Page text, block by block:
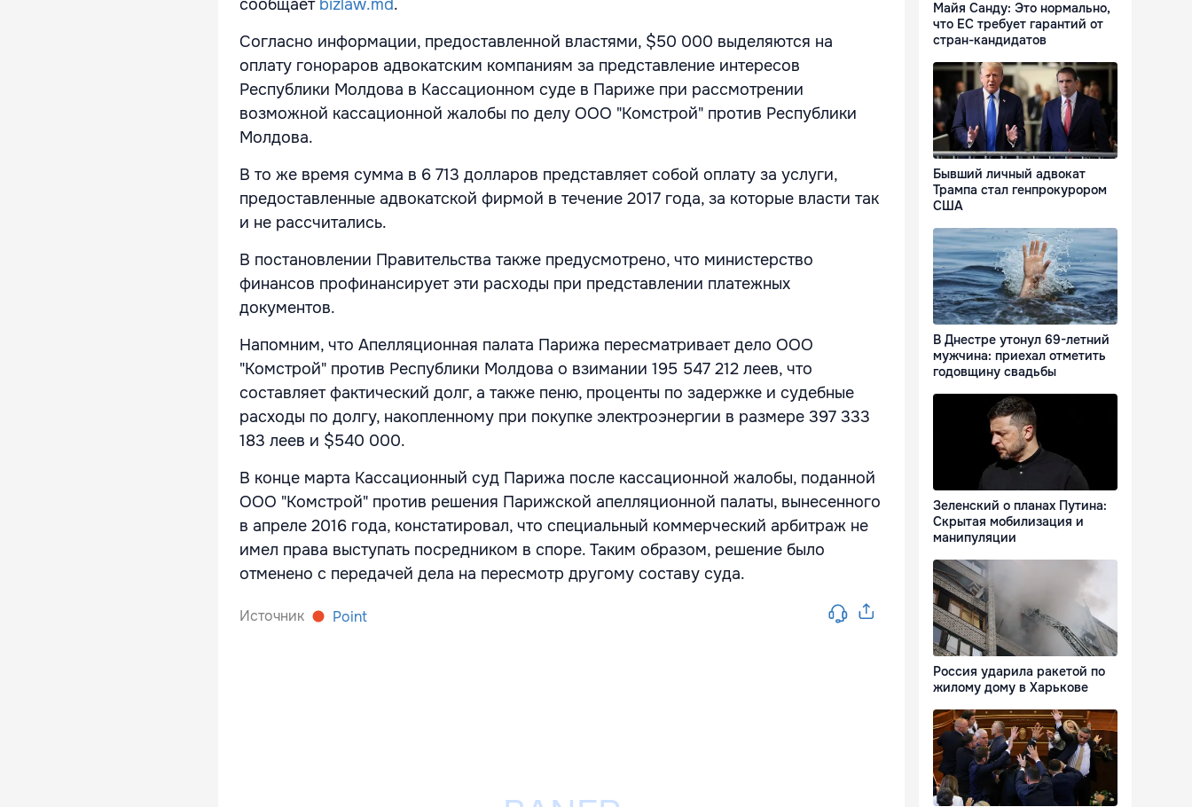
сообщает bizlaw.md.
Согласно информации, предоставленной властями, $50 000 выделяются на
оплату гонораров адвокатским компаниям за представление интересов
Республики Молдова в Кассационном суде в Париже при рассмотрении
возможной кассационной жалобы по делу ООО "Комстрой" против Республики
Молдова.
В то же время сумма в 6 713 долларов представляет собой оплату за услуги,
предоставленные адвокатской фирмой в течение 2017 года, за которые власти так
и не рассчитались.
В постановлении Правительства также предусмотрено, что министерство
финансов профинансирует эти расходы при представлении платежных
документов.
Напомним, что Апелляционная палата Парижа пересматривает дело ООО
"Комстрой" против Республики Молдова о взимании 195 547 212 леев, что
составляет фактический долг, а также пеню, проценты по задержке и судебные
расходы по долгу, накопленному при покупке электроэнергии в размере 397 333
183 леев и $540 000.
В конце марта Кассационный суд Парижа после кассационной жалобы, поданной
ООО "Комстрой" против решения Парижской апелляционной палаты, вынесенного
в апреле 2016 года, констатировал, что специальный коммерческий арбитраж не
имел права выступать посредником в споре. Таким образом, решение было
отменено с передачей дела на пересмотр другому составу суда.
Источник Point
Майя Санду: Это нормально,
что ЕС требует гарантий от
стран-кандидатов
Бывший личный адвокат
Трампа стал генпрокурором
США
В Днестре утонул 69-летний
мужчина: приехал отметить
годовщину свадьбы
Зеленский о планах Путина:
Скрытая мобилизация и
манипуляции
Россия ударила ракетой по
жилому дому в Харькове